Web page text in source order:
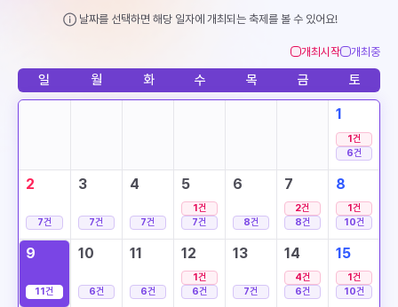
날짜를 선택하면 해당 일자에 개최되는 축제를 볼 수 있어요!
개최시작 개최중
일 월 화 수 목 금 토
1
1건
6건
2
7건
3
7건
4
7건
5
1건
7건
6
8건
7
2건
8건
8
1건
10건
9
11건
10
6건
11
6건
12
1건
6건
13
7건
14
4건
6건
15
1건
10건